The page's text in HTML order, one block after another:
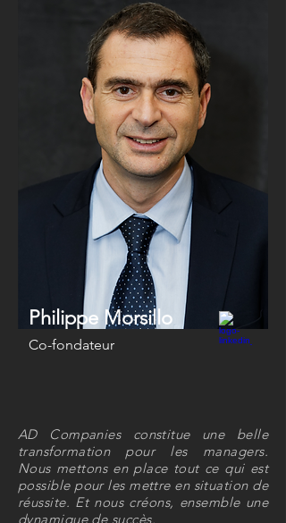
Philippe Morsillo
Co-fondateur
AD Companies constitue une belle
transformation pour les managers.
Nous mettons en place tout ce qui est
possible pour les mettre en situation de
réussite. Et nous créons, ensemble une
dynamique de succès.